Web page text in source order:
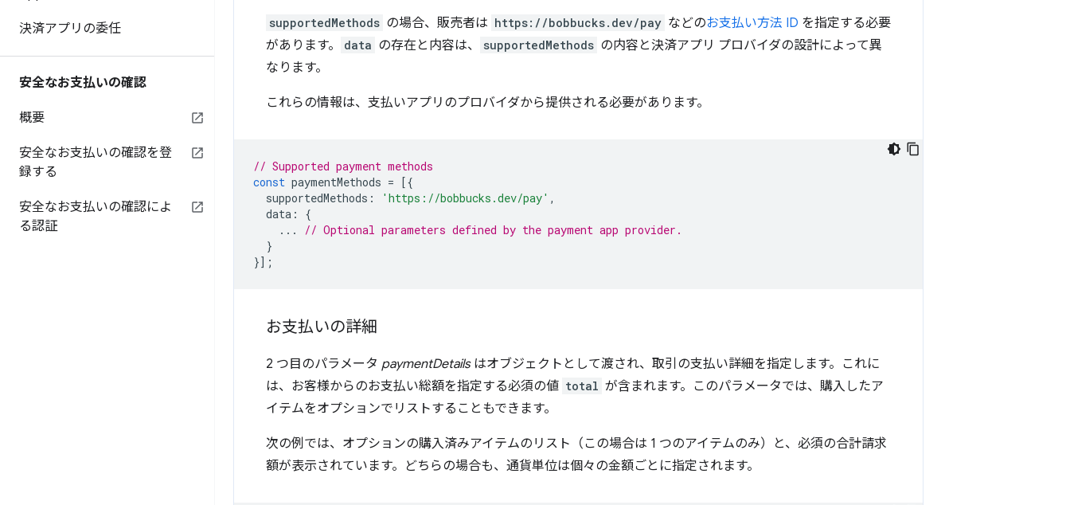
決済アプリの委任
安全なお支払いの確認
概要
安全なお支払いの確認を登
録する
安全なお支払いの確認によ
る認証
supportedMethods の場合、販売者は https://bobbucks.dev/pay などのお支払い方法 ID を指定する必要
があります。
data の存在と内容は、 supportedMethods の内容と決済アプリ プロバイダの設計によって異
なります。
これらの情報は、支払いアプリのプロバイダから提供される必要があります。
// Supported payment methods
const paymentMethods = [{
supportedMethods : 'https://bobbucks.dev/pay' ,
data :
{
...
// Optional parameters defined by the payment app provider.
}
}];
お支払いの詳細
2 つ目のパラメータ paymentDetailsはオブジェクトとして渡され、取引の支払い詳細を指定します。これに
は、お客様からのお支払い総額を指定する必須の値 total が含まれます。このパラメータでは、購入したア
イテムをオプションでリストすることもできます。
次の例では、オプションの購入済みアイテムのリスト（この場合は 1 つのアイテムのみ）と、必須の合計請求
額が表示されています。どちらの場合も、通貨単位は個々の金額ごとに指定されます。